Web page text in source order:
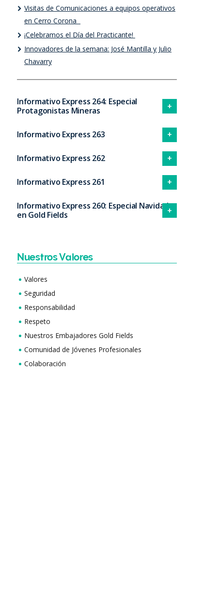
Visitas de Comunicaciones a equipos operativos
en Cerro Corona
¡Celebramos el Día del Practicante!
Innovadores de la semana: José Mantilla y Julio
Chavarry
Informativo Express 264: Especial
Protagonistas Mineras
Informativo Express 263
Informativo Express 262
Informativo Express 261
Informativo Express 260: Especial Navidad
en Gold Fields
Nuestros Valores
Valores
Seguridad
Responsabilidad
Respeto
Nuestros Embajadores Gold Fields
Comunidad de Jóvenes Profesionales
Colaboración